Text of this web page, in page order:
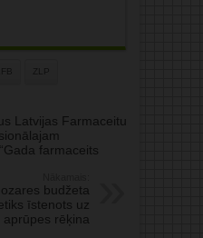
LFB ZLP
Latvijas Farmaceitu
farmaceits
budžeta
īstenots uz
rēķina